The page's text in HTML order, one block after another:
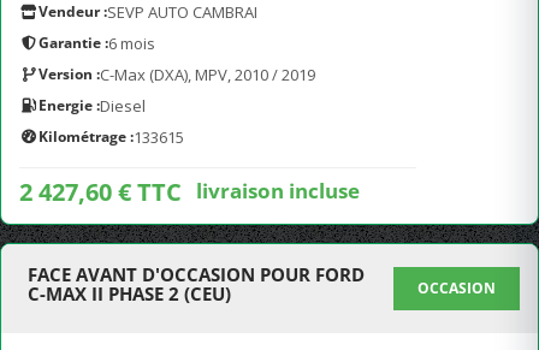
Vendeur :SEVP AUTO CAMBRAI
Garantie :6 mois
Version :C-Max (DXA), MPV, 2010 / 2019
Energie :Diesel
Kilométrage :133615
2 427,60 € TTC livraison incluse
FACE AVANT D'OCCASION POUR FORD
C-MAX II PHASE 2 (CEU)
OCCASION